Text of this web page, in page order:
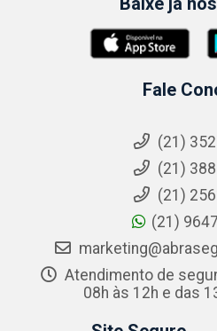
Fale
(21)
(21)
(21)
(21)
Atendimento de
08h às 12h e das